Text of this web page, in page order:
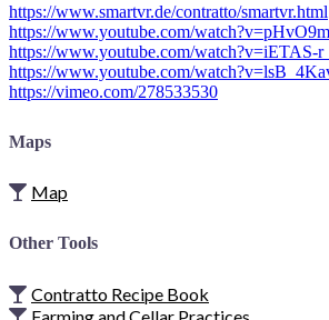
https://www.smartvr.de/contratto/smartvr.html
https://www.youtube.com/
https://www.youtube.com/watch?v=iETAS-
https://www.youtube.com/
https://vimeo.com/278533530
Maps
Map
Other Tools
Contratto Recipe Book